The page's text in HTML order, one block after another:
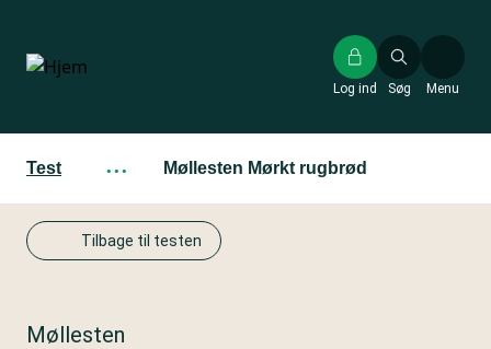
hovedindhold
Søg
Log ind Menu
Test ··· Møllesten Mørkt rugbrød
Tilbage til testen
Møllesten